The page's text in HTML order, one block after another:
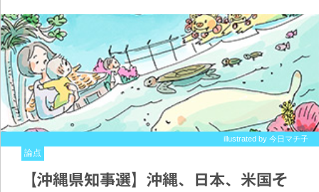
illustrated by 今日マチ子
論点
【沖縄県知事選】沖縄、日本、米国そ